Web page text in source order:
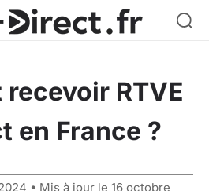
RTVE
en France ?
• Mis à jour le 16 octobre